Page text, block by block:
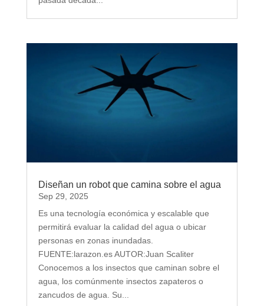
Diseñan un robot que camina sobre el agua
Sep 29, 2025
Es una tecnología económica y escalable que
permitirá evaluar la calidad del agua o ubicar
personas en zonas inundadas.
FUENTE:larazon.es AUTOR:Juan Scaliter
Conocemos a los insectos que caminan sobre el
agua, los comúnmente insectos zapateros o
zancudos de agua. Su...